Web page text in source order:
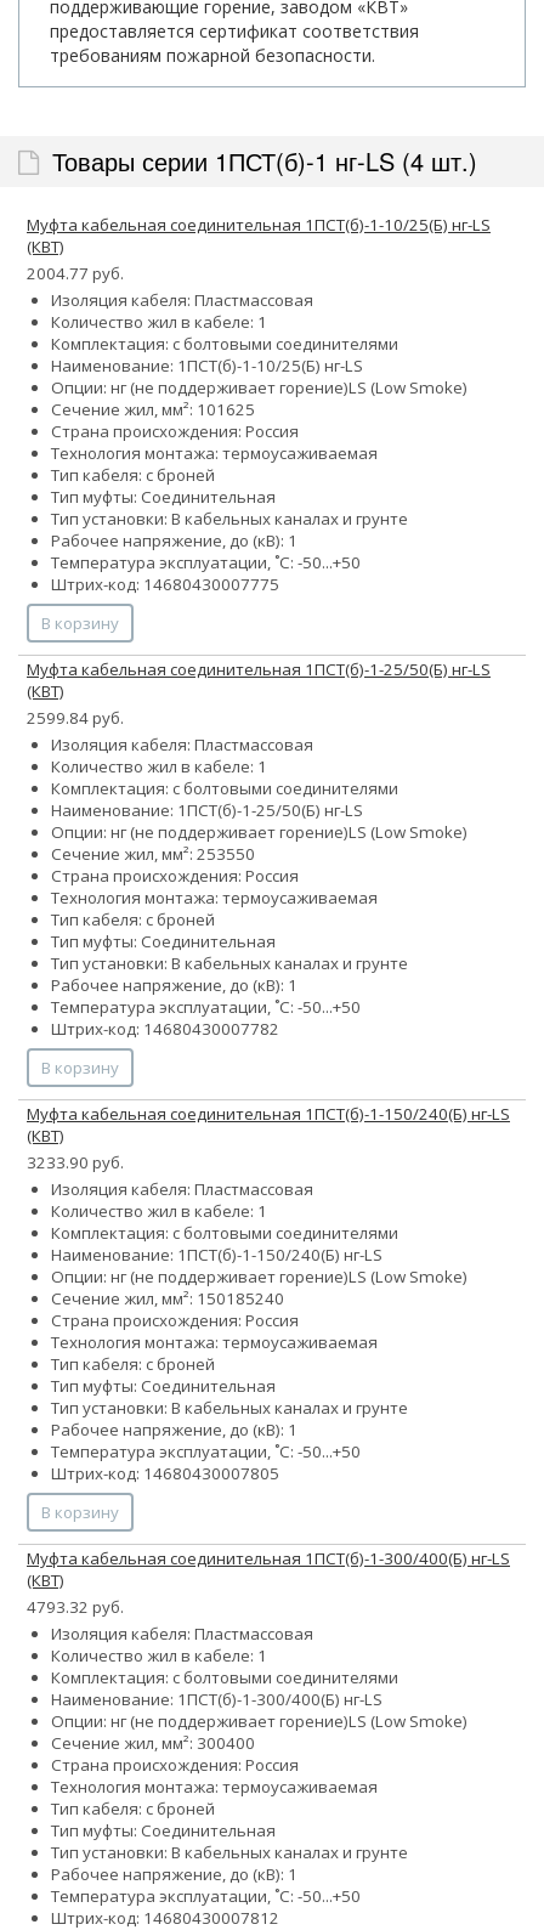
поддерживающие горение, заводом «КВТ»
предоставляется сертификат соответствия
требованиям пожарной безопасности.
Товары серии 1ПСТ(б)-1 нг-LS (4 шт.)
Муфта кабельная соединительная 1ПСТ(б)-1-10/25(Б) нг-LS
(КВТ)
2004.77 руб.
Изоляция кабеля: Пластмассовая
Количество жил в кабеле: 1
Комплектация: с болтовыми соединителями
Наименование: 1ПСТ(б)-1-10/25(Б) нг-LS
Опции: нг (не поддерживает горение)LS (Low Smoke)
Сечение жил, мм²: 101625
Страна происхождения: Россия
Технология монтажа: термоусаживаемая
Тип кабеля: с броней
Тип муфты: Соединительная
Тип установки: В кабельных каналах и грунте
Рабочее напряжение, до (кВ): 1
Температура эксплуатации, ˚С: -50...+50
Штрих-код: 14680430007775
В корзину
Муфта кабельная соединительная 1ПСТ(б)-1-25/50(Б) нг-LS
(КВТ)
2599.84 руб.
Изоляция кабеля: Пластмассовая
Количество жил в кабеле: 1
Комплектация: с болтовыми соединителями
Наименование: 1ПСТ(б)-1-25/50(Б) нг-LS
Опции: нг (не поддерживает горение)LS (Low Smoke)
Сечение жил, мм²: 253550
Страна происхождения: Россия
Технология монтажа: термоусаживаемая
Тип кабеля: с броней
Тип муфты: Соединительная
Тип установки: В кабельных каналах и грунте
Рабочее напряжение, до (кВ): 1
Температура эксплуатации, ˚С: -50...+50
Штрих-код: 14680430007782
В корзину
Муфта кабельная соединительная 1ПСТ(б)-1-150/240(Б) нг-LS
(КВТ)
3233.90 руб.
Изоляция кабеля: Пластмассовая
Количество жил в кабеле: 1
Комплектация: с болтовыми соединителями
Наименование: 1ПСТ(б)-1-150/240(Б) нг-LS
Опции: нг (не поддерживает горение)LS (Low Smoke)
Сечение жил, мм²: 150185240
Страна происхождения: Россия
Технология монтажа: термоусаживаемая
Тип кабеля: с броней
Тип муфты: Соединительная
Тип установки: В кабельных каналах и грунте
Рабочее напряжение, до (кВ): 1
Температура эксплуатации, ˚С: -50...+50
Штрих-код: 14680430007805
В корзину
Муфта кабельная соединительная 1ПСТ(б)-1-300/400(Б) нг-LS
(КВТ)
4793.32 руб.
Изоляция кабеля: Пластмассовая
Количество жил в кабеле: 1
Комплектация: с болтовыми соединителями
Наименование: 1ПСТ(б)-1-300/400(Б) нг-LS
Опции: нг (не поддерживает горение)LS (Low Smoke)
Сечение жил, мм²: 300400
Страна происхождения: Россия
Технология монтажа: термоусаживаемая
Тип кабеля: с броней
Тип муфты: Соединительная
Тип установки: В кабельных каналах и грунте
Рабочее напряжение, до (кВ): 1
Температура эксплуатации, ˚С: -50...+50
Штрих-код: 14680430007812